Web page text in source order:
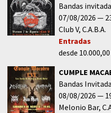
Bandas
07/08/2026
Club V C.A.B.A.
Entradas
desde 10.000,00
CUMPLE
Bandas
08/08/2026
Melonio Bar